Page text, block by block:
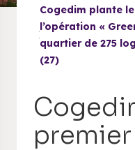
Cogedim plante
l’opération «
quartier de 275
(27)